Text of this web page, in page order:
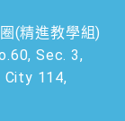
(精進教學組)
Sec. 3,
City 114,